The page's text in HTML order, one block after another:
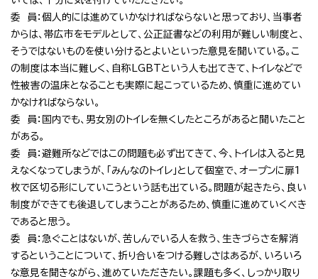
委 員：個人的には進めていかなければならないと思っており、当事者
からは、帯広市をモデルとして、公正証書などの利用が難しい制度と、
そうではないものを使い分けるとよいといった意見を聞いている。こ
の制度は本当に難しく、自称LGBTという人も出てきて、トイレなどで
性被害の温床となることも実際に起こっているため、慎重に進めてい
かなければならない。
委 員：国内でも、男女別のトイレを無くしたところがあると聞いたこと
がある。
委 員：避難所などではこの問題も必ず出てきて、今、トイレは入ると見
えなくなってしまうが、「みんなのトイレ」として個室で、オープンに扉1
枚で区切る形にしていこうという話も出ている。問題が起きたら、良い
制度ができても後退してしまうことがあるため、慎重に進めていくべき
であると思う。
委 員：急ぐことはないが、苦しんでいる人を救う、生きづらさを解消
するということについて、折り合いをつける難しさはあるが、いろいろ
な意見を聞きながら、進めていただきたい。課題も多く、しっかり取り